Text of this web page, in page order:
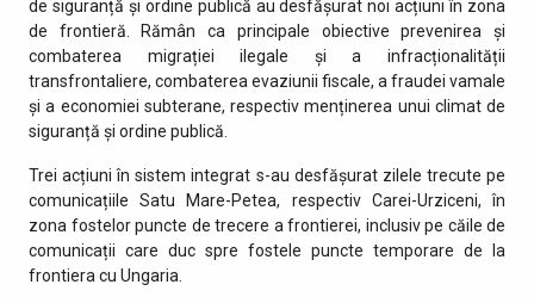
de siguranță și ordine publică au desfășurat noi acțiuni în zona
de frontieră. Rămân ca principale obiective prevenirea și
combaterea migrației ilegale și a infracționalității
transfrontaliere, combaterea evaziunii fiscale, a fraudei vamale
și a economiei subterane, respectiv menținerea unui climat de
siguranță și ordine publică.
Trei acțiuni în sistem integrat s-au desfășurat zilele trecute pe
comunicațiile Satu Mare-Petea, respectiv Carei-Urziceni, în
zona fostelor puncte de trecere a frontierei, inclusiv pe căile de
comunicații care duc spre fostele puncte temporare de la
frontiera cu Ungaria.